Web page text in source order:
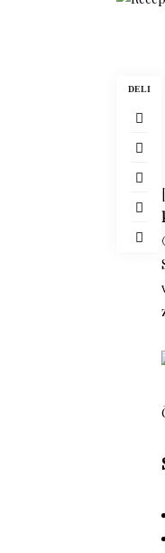
DELI